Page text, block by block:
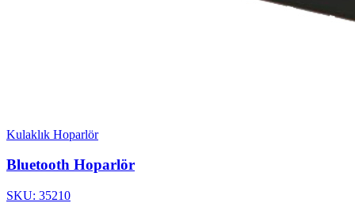
Kulaklık Hoparlör
Bluetooth Hoparlör
SKU: 35210